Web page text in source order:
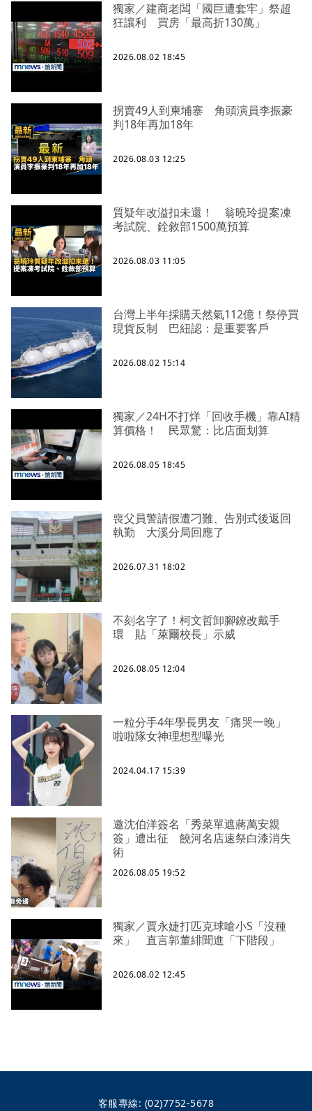
獨家／建商老闆「國巨遭套牢」祭超
狂讓利 買房「最高折130萬」
2026.08.02 18:45
拐賣49人到柬埔寨 角頭演員李振豪
判18年再加18年
2026.08.03 12:25
質疑年改溢扣未還！ 翁曉玲提案凍
考試院、銓敘部1500萬預算
2026.08.03 11:05
台灣上半年採購天然氣112億！祭停買
現貨反制 巴紐認：是重要客戶
2026.08.02 15:14
獨家／24H不打烊「回收手機」靠AI精
算價格！ 民眾驚：比店面划算
2026.08.05 18:45
喪父員警請假遭刁難、告別式後返回
執勤 大溪分局回應了
2026.07.31 18:02
不刻名字了！柯文哲卸腳鐐改戴手
環 貼「萊爾校長」示威
2026.08.05 12:04
一粒分手4年學長男友「痛哭一晚」
啦啦隊女神理想型曝光
2024.04.17 15:39
邀沈伯洋簽名「秀菜單遮蔣萬安親
簽」遭出征 饒河名店速祭白漆消失
術
2026.08.05 19:52
獨家／賈永婕打匹克球嗆小S「沒種
來」 直言郭董緋聞進「下階段」
2026.08.02 12:45
客服專線: (02)7752-5678